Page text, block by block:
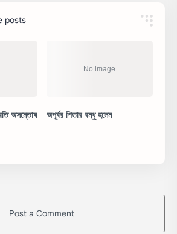
posts
অসন্তোষ
অপূর্বর পিতার বন্ধু হলেন
Post a Comment